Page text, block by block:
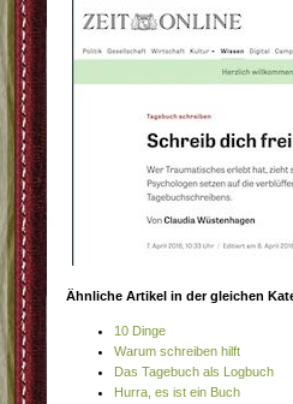
Ähnliche Artikel in der gleichen
10 Dinge
Warum schreiben hilft
Das Tagebuch als Logbuch
Hurra, es ist ein Buch